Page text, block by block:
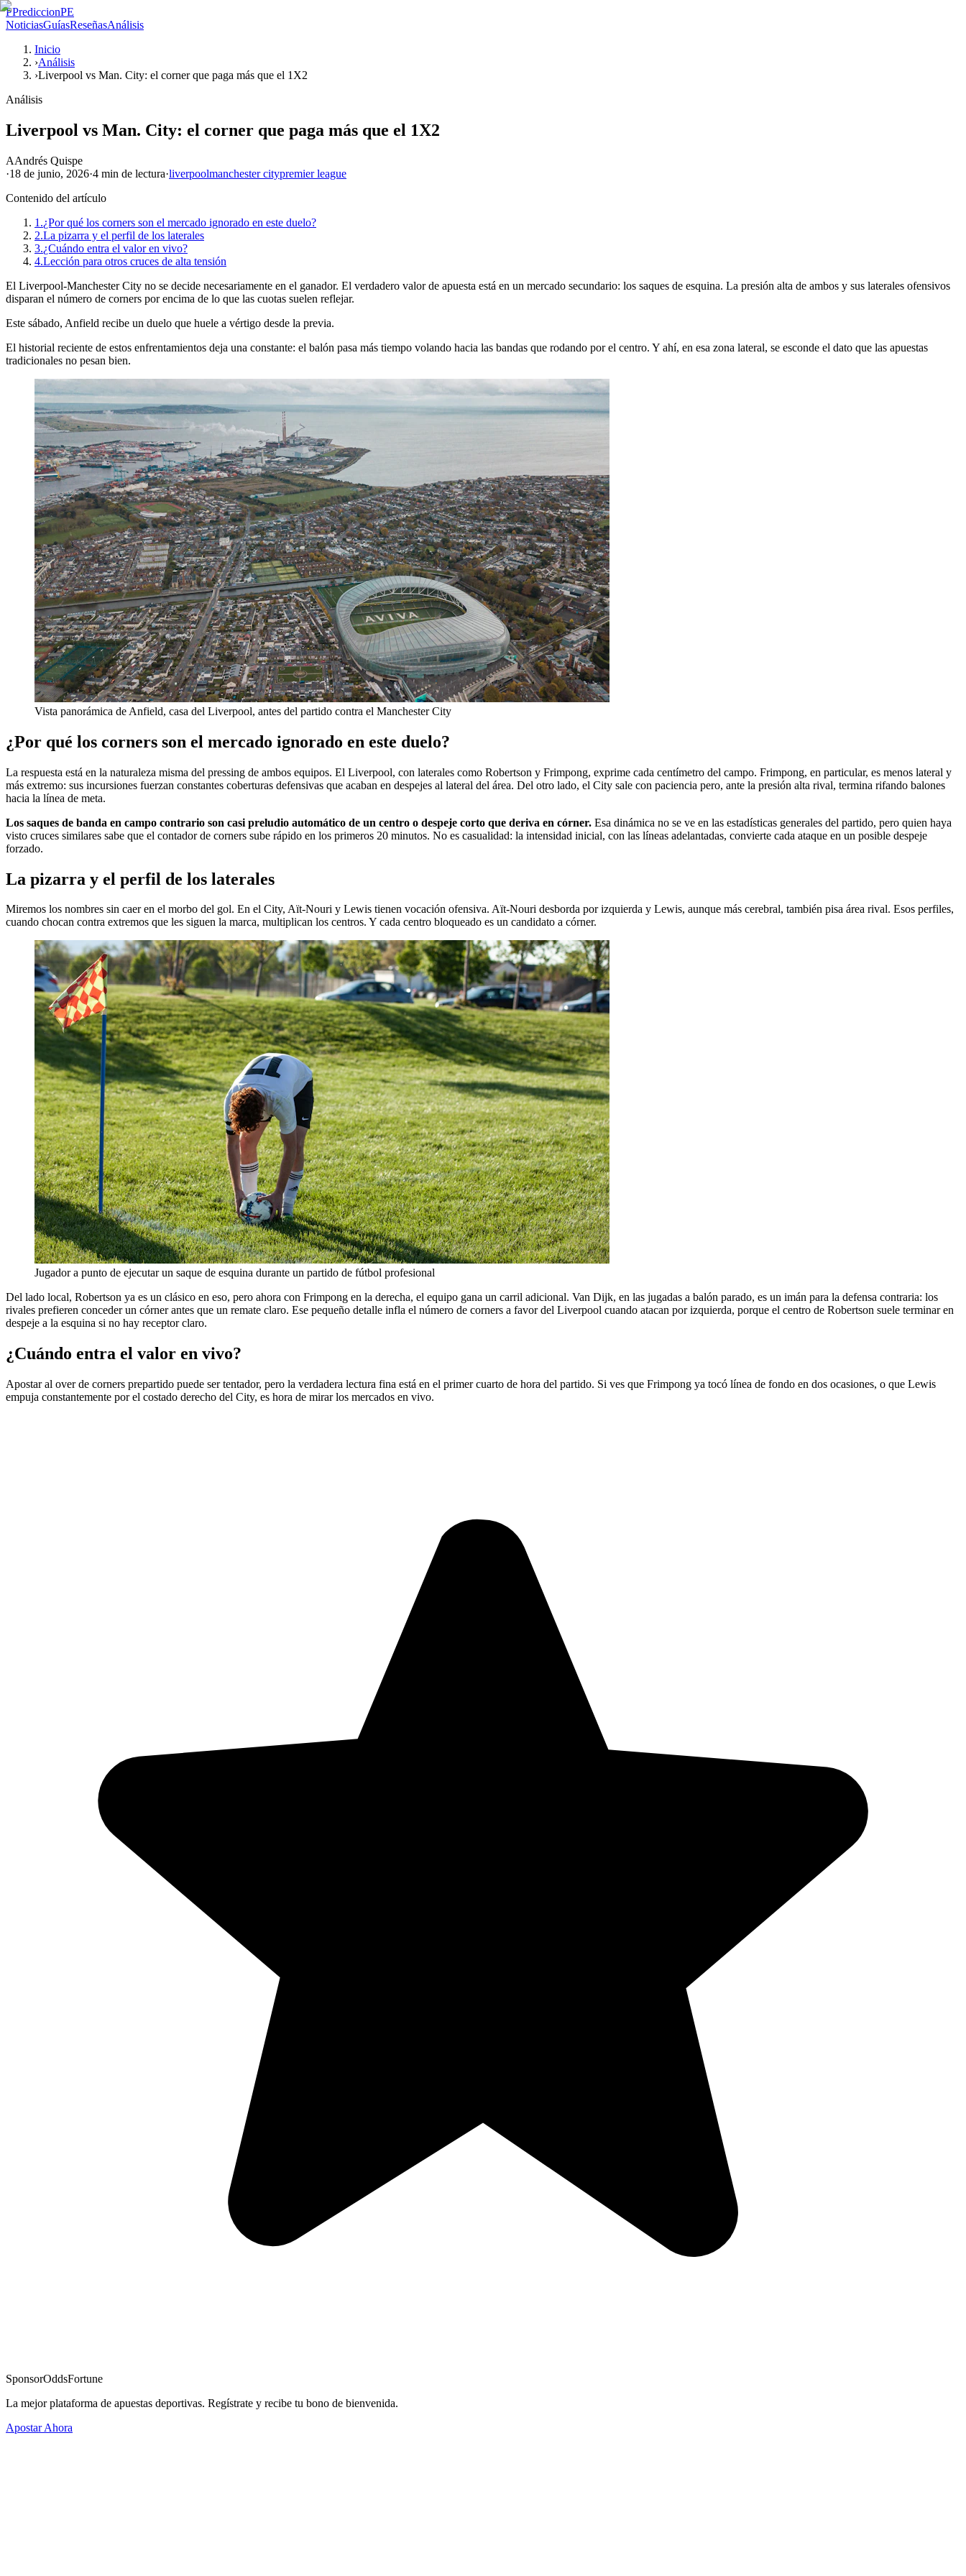
PPrediccionPE
NoticiasGuíasReseñasAnálisis
Inicio
›Análisis
›Liverpool vs Man. City: el corner que paga más que el 1X2
Análisis
Liverpool vs Man. City: el corner que paga más que el 1X2
AAndrés Quispe
·18 de junio, 2026·4 min de lectura·liverpoolmanchester citypremier league
Contenido del artículo
1.¿Por qué los corners son el mercado ignorado en este duelo?
2.La pizarra y el perfil de los laterales
3.¿Cuándo entra el valor en vivo?
4.Lección para otros cruces de alta tensión
El Liverpool-Manchester City no se decide necesariamente en el ganador. El verdadero valor de apuesta está en un mercado secundario: los saques de esquina. La presión alta de ambos y sus laterales ofensivos
disparan el número de corners por encima de lo que las cuotas suelen reflejar.
Este sábado, Anfield recibe un duelo que huele a vértigo desde la previa.
El historial reciente de estos enfrentamientos deja una constante: el balón pasa más tiempo volando hacia las bandas que rodando por el centro. Y ahí, en esa zona lateral, se esconde el dato que las apuestas
tradicionales no pesan bien.
Vista panorámica de Anfield, casa del Liverpool, antes del partido contra el Manchester City
¿Por qué los corners son el mercado ignorado en este duelo?
La respuesta está en la naturaleza misma del pressing de ambos equipos. El Liverpool, con laterales como Robertson y Frimpong, exprime cada centímetro del campo. Frimpong, en particular, es menos lateral y
más extremo: sus incursiones fuerzan constantes coberturas defensivas que acaban en despejes al lateral del área. Del otro lado, el City sale con paciencia pero, ante la presión alta rival, termina rifando balones
hacia la línea de meta.
Los saques de banda en campo contrario son casi preludio automático de un centro o despeje corto que deriva en córner. Esa dinámica no se ve en las estadísticas generales del partido, pero quien haya
visto cruces similares sabe que el contador de corners sube rápido en los primeros 20 minutos. No es casualidad: la intensidad inicial, con las líneas adelantadas, convierte cada ataque en un posible despeje
forzado.
La pizarra y el perfil de los laterales
Miremos los nombres sin caer en el morbo del gol. En el City, Aït-Nouri y Lewis tienen vocación ofensiva. Aït-Nouri desborda por izquierda y Lewis, aunque más cerebral, también pisa área rival. Esos perfiles,
cuando chocan contra extremos que les siguen la marca, multiplican los centros. Y cada centro bloqueado es un candidato a córner.
Jugador a punto de ejecutar un saque de esquina durante un partido de fútbol profesional
Del lado local, Robertson ya es un clásico en eso, pero ahora con Frimpong en la derecha, el equipo gana un carril adicional. Van Dijk, en las jugadas a balón parado, es un imán para la defensa contraria: los
rivales prefieren conceder un córner antes que un remate claro. Ese pequeño detalle infla el número de corners a favor del Liverpool cuando atacan por izquierda, porque el centro de Robertson suele terminar en
despeje a la esquina si no hay receptor claro.
¿Cuándo entra el valor en vivo?
Apostar al over de corners prepartido puede ser tentador, pero la verdadera lectura fina está en el primer cuarto de hora del partido. Si ves que Frimpong ya tocó línea de fondo en dos ocasiones, o que Lewis
empuja constantemente por el costado derecho del City, es hora de mirar los mercados en vivo.
SponsorOddsFortune
La mejor plataforma de apuestas deportivas. Regístrate y recibe tu bono de bienvenida.
Apostar Ahora